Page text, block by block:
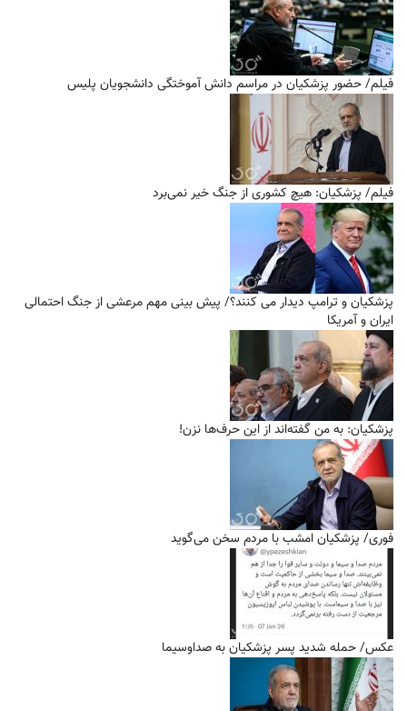
فیلم/ حضور پزشکیان در مراسم دانش آموختگی دانشجویان پلیس
فیلم/ پزشکیان: هیچ کشوری از جنگ خیر نمی‌برد
پزشکیان و ترامپ دیدار می کنند؟/ پیش بینی مهم مرعشی از جنگ احتمالی
ایران و آمریکا
پزشکیان: به من گفته‌اند از این حرف‌ها نزن!
فوری/ پزشکیان امشب با مردم سخن می‌گوید
عکس/ حمله شدید پسر پزشکیان به صداوسیما